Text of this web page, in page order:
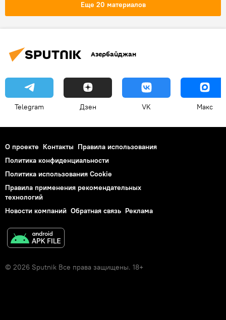
Еще 20 материалов
Азербайджан
Telegram Дзен VK Макс
О проекте Контакты Правила использования
Политика конфиденциальности
Политика использования Cookie
Правила применения рекомендательных
технологий
Новости компаний Обратная связь Реклама
© 2026 Sputnik Все права защищены. 18+